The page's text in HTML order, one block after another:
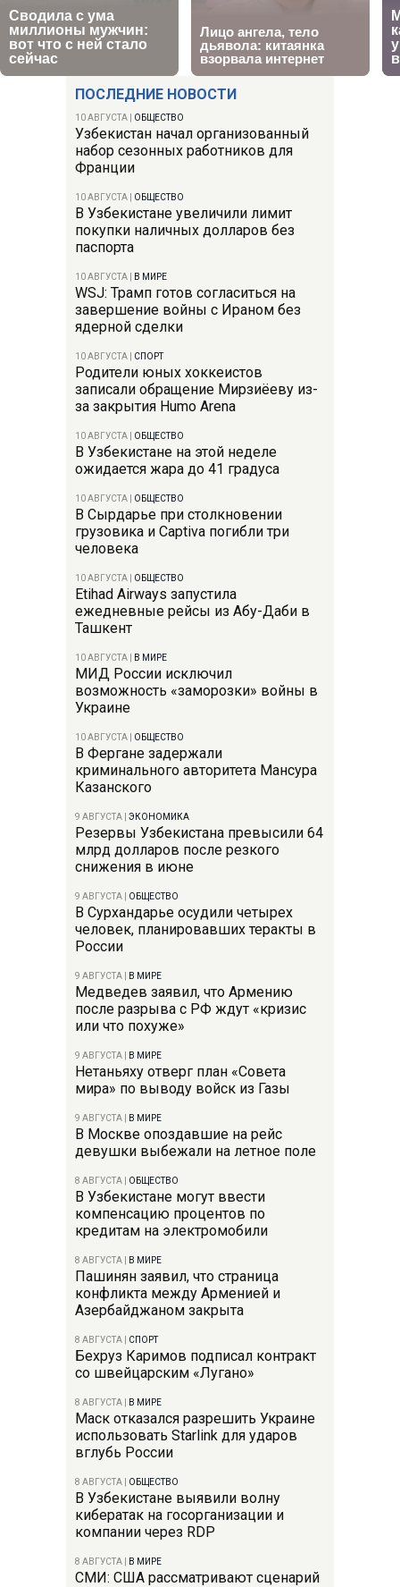
ПОСЛЕДНИЕ НОВОСТИ
10 АВГУСТА ОБЩЕСТВО
Узбекистан начал организованный
набор сезонных работников для
Франции
10 АВГУСТА ОБЩЕСТВО
В Узбекистане увеличили лимит
покупки наличных долларов без
паспорта
10 АВГУСТА В МИРЕ
WSJ: Трамп готов согласиться на
завершение войны с Ираном без
ядерной сделки
10 АВГУСТА СПОРТ
Родители юных хоккеистов
записали обращение Мирзиёеву из-
за закрытия Humo Arena
10 АВГУСТА ОБЩЕСТВО
В Узбекистане на этой неделе
ожидается жара до 41 градуса
10 АВГУСТА ОБЩЕСТВО
В Сырдарье при столкновении
грузовика и Captiva погибли три
человека
10 АВГУСТА ОБЩЕСТВО
Etihad Airways запустила
ежедневные рейсы из Абу-Даби в
Ташкент
10 АВГУСТА В МИРЕ
МИД России исключил
возможность «заморозки» войны в
Украине
10 АВГУСТА ОБЩЕСТВО
В Фергане задержали
криминального авторитета Мансура
Казанского
9 АВГУСТА ЭКОНОМИКА
Резервы Узбекистана превысили 64
млрд долларов после резкого
снижения в июне
9 АВГУСТА ОБЩЕСТВО
В Сурхандарье осудили четырех
человек, планировавших теракты в
России
9 АВГУСТА В МИРЕ
Медведев заявил, что Армению
после разрыва с РФ ждут «кризис
или что похуже»
9 АВГУСТА В МИРЕ
Нетаньяху отверг план «Совета
мира» по выводу войск из Газы
9 АВГУСТА В МИРЕ
В Москве опоздавшие на рейс
девушки выбежали на летное поле
8 АВГУСТА ОБЩЕСТВО
В Узбекистане могут ввести
компенсацию процентов по
кредитам на электромобили
8 АВГУСТА В МИРЕ
Пашинян заявил, что страница
конфликта между Арменией и
Азербайджаном закрыта
8 АВГУСТА СПОРТ
Бехруз Каримов подписал контракт
со швейцарским «Лугано»
8 АВГУСТА В МИРЕ
Маск отказался разрешить Украине
использовать Starlink для ударов
вглубь России
8 АВГУСТА ОБЩЕСТВО
В Узбекистане выявили волну
кибератак на госорганизации и
компании через RDP
8 АВГУСТА В МИРЕ
СМИ: США рассматривают сценарий